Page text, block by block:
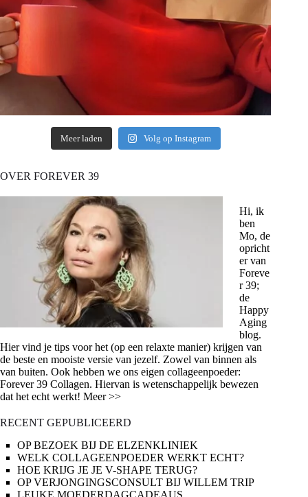
Meer laden Volg op Instagram
OVER FOREVER 39
Hi, ik
ben
Mo, de
opricht
er van
Foreve
r 39;
de
Happy
Aging
blog.
Hier vind je tips voor het (op een relaxte manier) krijgen van
de beste en mooiste versie van jezelf. Zowel van binnen als
van buiten. Ook hebben we ons eigen collageenpoeder:
Forever 39 Collagen. Hiervan is wetenschappelijk bewezen
dat het echt werkt! Meer >>
RECENT GEPUBLICEERD
OP BEZOEK BIJ DE ELZENKLINIEK
WELK COLLAGEENPOEDER WERKT ECHT?
HOE KRIJG JE JE V-SHAPE TERUG?
OP VERJONGINGSCONSULT BIJ WILLEM TRIP
LEUKE MOEDERDAGCADEAUS